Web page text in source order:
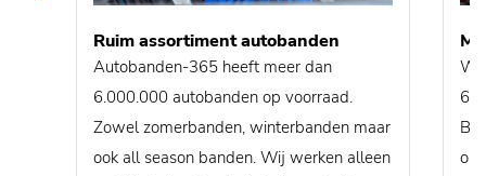
Ruim assortiment autobanden
Autobanden-365 heeft meer dan
6.000.000 autobanden op voorraad.
Zowel zomerbanden, winterbanden maar
ook all season banden. Wij werken alleen